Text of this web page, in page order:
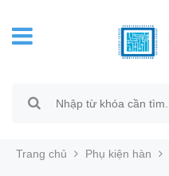
Trang chủ Phụ kiện hàn